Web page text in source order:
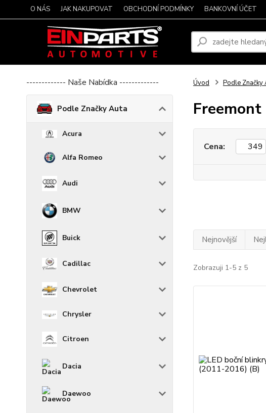
O NÁS JAK NAKUPOVAT OBCHODNÍ PODMÍNKY BANKOVNÍ ÚČET
------------- Naše Nabídka -------------
Podle Značky Auta
Acura
Alfa Romeo
Audi
BMW
Buick
Cadillac
Chevrolet
Chrysler
Citroen
Dacia
Daewoo
Úvod Podle Značky
Freemont
Cena:
Nejnovější
Zobrazuji 1-5 z 5